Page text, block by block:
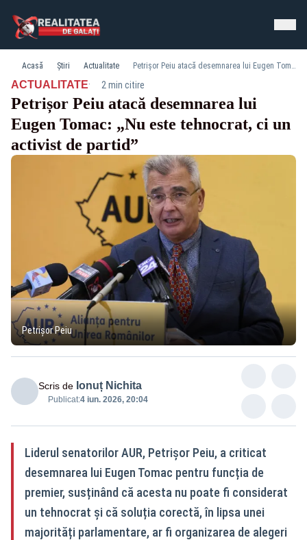
Acasă Știri Actualitate Petrișor Peiu atacă desemnarea lui Eugen Tomac: „Nu este tehnocrat, ci un activist de partid”
ACTUALITATE· 2 min citire
Petrișor Peiu atacă desemnarea lui
Eugen Tomac: „Nu este tehnocrat, ci un
activist de partid”
Petrișor Peiu
Scris de Ionuț Nichita
Publicat:4 iun. 2026, 20:04
Liderul senatorilor AUR, Petrișor Peiu, a criticat
desemnarea lui Eugen Tomac pentru funcția de
premier, susținând că acesta nu poate fi considerat
un tehnocrat și că soluția corectă, în lipsa unei
majorități parlamentare, ar fi organizarea de alegeri